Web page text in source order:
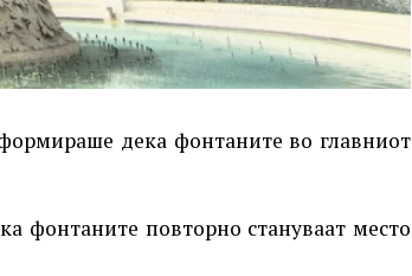
дека фонтаните во главниот
фонтаните повторно стануваат место